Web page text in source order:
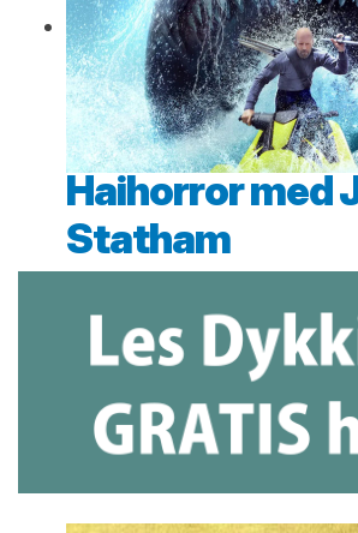
Haihorror med
Statham